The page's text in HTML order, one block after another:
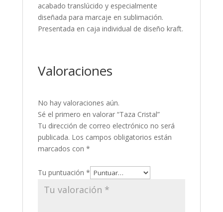
acabado translúcido y especialmente
diseñada para marcaje en sublimación.
Presentada en caja individual de diseño kraft.
Valoraciones
No hay valoraciones aún.
Sé el primero en valorar “Taza Cristal”
Tu dirección de correo electrónico no será
publicada. Los campos obligatorios están
marcados con *
Tu puntuación *